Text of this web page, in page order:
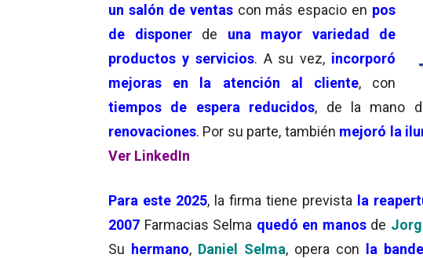
un salón de ventascon más espacio en pos
de disponer
de una mayor variedad de
productos y servicios. A su vez, incorporó
mejoras en la atención al cliente, con
tiempos de espera reducidos, de la mano
renovaciones. Por su parte, también mejoró la
Ver LinkedIn
Para este 2025, la firma tiene prevista la
2007 Farmacias Selma quedó en manosde
Su hermano, Daniel Selma, opera con la